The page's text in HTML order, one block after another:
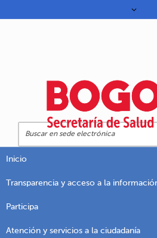
Inicio
Transparencia y acceso a la
Participa
Atención y servicios a la ciudadanía